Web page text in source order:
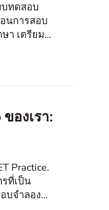
บทดสอบ
นการสอบ
า เตรียม
องเรา:
Practice.
ที่เป็น
บจำลองที่